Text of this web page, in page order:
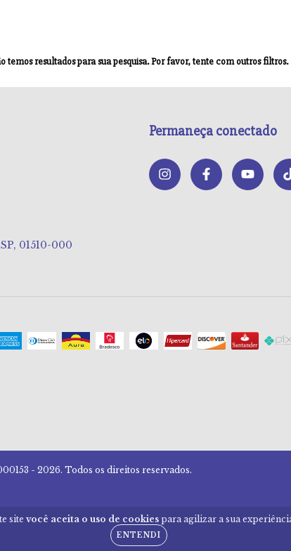
site você aceita o uso de cookies para agilizar a sua
ENTENDI
temos resultados para sua pesquisa. Por favor, tente com outros filtros.
01510-000
Permaneça conectado
- 2026. Todos os direitos reservados.